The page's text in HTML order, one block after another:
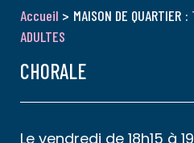
Accueil > MAISON DE QUARTIER :
ADULTES
CHORALE
Le vendredi de 18h15 à